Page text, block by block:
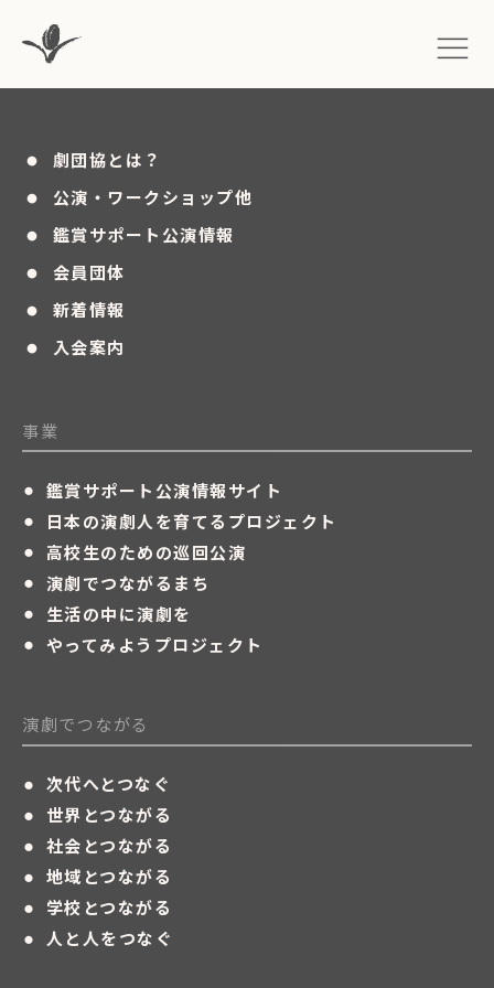
・ 劇団協とは？
・ 公演・ワークショップ他
・ 鑑賞サポート公演情報
・ 会員団体
・ 新着情報
・ 入会案内
事業
・ 鑑賞サポート公演情報サイト
・ 日本の演劇人を育てるプロジェクト
・ 高校生のための巡回公演
・ 演劇でつながるまち
・ 生活の中に演劇を
・ やってみようプロジェクト
演劇でつながる
・ 次代へとつなぐ
・ 世界とつながる
・ 社会とつながる
・ 地域とつながる
・ 学校とつながる
・ 人と人をつなぐ